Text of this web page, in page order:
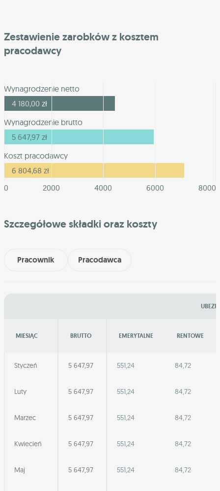
Zestawienie zarobków z kosztem
pracodawcy
Wynagrodzenie netto
4 180,00 zł
Wynagrodzenie brutto
5 647,97 zł
Koszt pracodawcy
6 804,68 zł
0
2000 4000 6000 8000
Szczegółowe składki oraz koszty
Pracownik Pracodawca
MIESIĄC BRUTTO EMERYTALNE RENTOWE
Styczeń 5 647,97 551,24 84,72
Luty 5 647,97 551,24 84,72
Marzec 5 647,97 551,24 84,72
Kwiecień 5 647,97 551,24 84,72
Maj 5 647,97 551,24 84,72